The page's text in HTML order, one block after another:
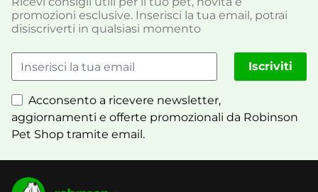
promozioni esclusive. Inserisci la tua email, potrai
disiscriverti in qualsiasi momento
Acconsento a ricevere newsletter,
aggiornamenti e offerte promozionali da Robinson
Pet Shop tramite email.
Iscriviti